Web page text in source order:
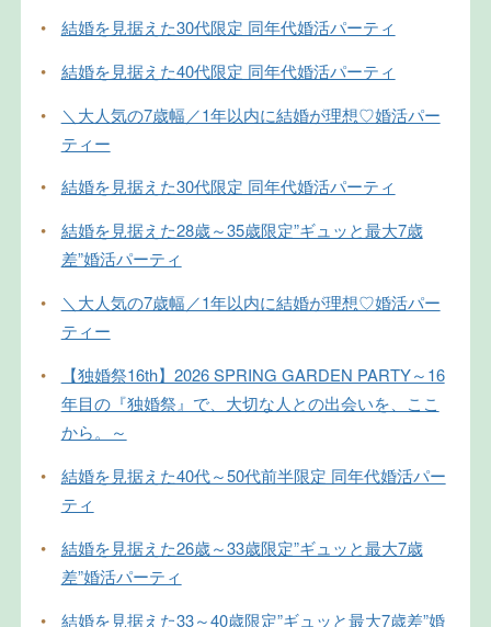
•
結婚を見据えた30代限定 同年代婚活パーティ
•
結婚を見据えた40代限定 同年代婚活パーティ
•
＼大人気の7歳幅／1年以内に結婚が理想♡婚活パー
ティー
•
結婚を見据えた30代限定 同年代婚活パーティ
•
結婚を見据えた28歳～35歳限定”ギュッと最大7歳
差”婚活パーティ
•
＼大人気の7歳幅／1年以内に結婚が理想♡婚活パー
ティー
•
【独婚祭16th】2026 SPRING GARDEN PARTY～16
年目の『独婚祭』で、大切な人との出会いを、ここ
から。～
•
結婚を見据えた40代～50代前半限定 同年代婚活パー
ティ
•
結婚を見据えた26歳～33歳限定”ギュッと最大7歳
差”婚活パーティ
•
結婚を見据えた33～40歳限定”ギュッと最大7歳差”婚